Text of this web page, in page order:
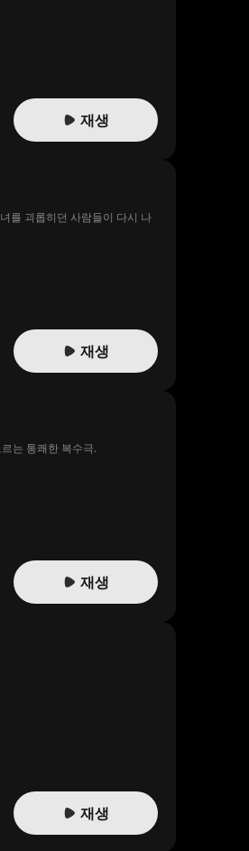
재생
를 괴롭히던 사람들이 다시 나
재생
는 통쾌한 복수극.
재생
재생